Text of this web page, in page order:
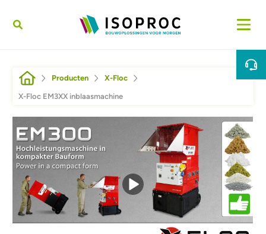
Kruimelpad
Producten X-Floc
X-Floc EM3XX inblaasmachine